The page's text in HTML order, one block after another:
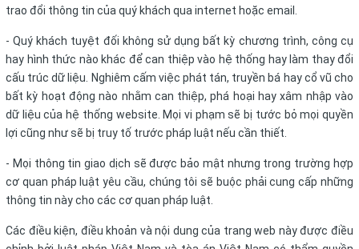
trao đổi thông tin của quý khách qua internet hoặc email.
- Quý khách tuyệt đối không sử dụng bất kỳ chương trình, công cụ
hay hình thức nào khác để can thiệp vào hệ thống hay làm thay đổi
cấu trúc dữ liệu. Nghiêm cấm việc phát tán, truyền bá hay cổ vũ cho
bất kỳ hoạt động nào nhằm can thiệp, phá hoại hay xâm nhập vào
dữ liệu của hệ thống website. Mọi vi phạm sẽ bị tước bỏ mọi quyền
lợi cũng như sẽ bị truy tố trước pháp luật nếu cần thiết.
- Mọi thông tin giao dịch sẽ được bảo mật nhưng trong trường hợp
cơ quan pháp luật yêu cầu, chúng tôi sẽ buộc phải cung cấp những
thông tin này cho các cơ quan pháp luật.
Các điều kiện, điều khoản và nội dung của trang web này được điều